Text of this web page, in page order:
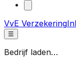
VvE Verzekering
☰
Bedrijf laden…